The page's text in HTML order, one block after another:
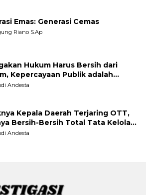
Emas: Generasi Cemas
Riano S.Ap
Hukum Harus Bersih dari
Kepercayaan Publik adalah
Andesta
Kepala Daerah Terjaring OTT,
Bersih-Bersih Total Tata Kelola
Andesta